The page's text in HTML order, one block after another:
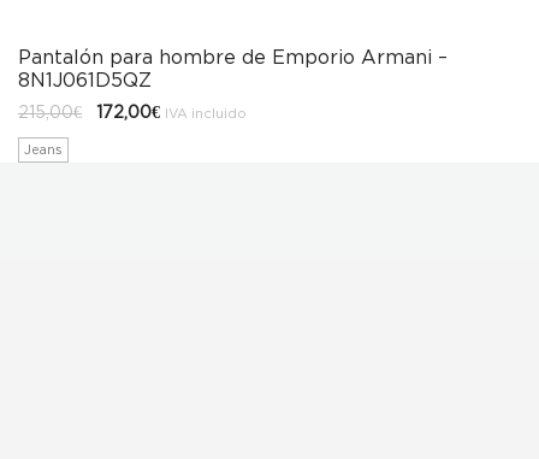
Pantalón para hombre de Emporio Armani –
8N1J061D5QZ
215,00€
El172,00€ElIVA incluido
Jeans